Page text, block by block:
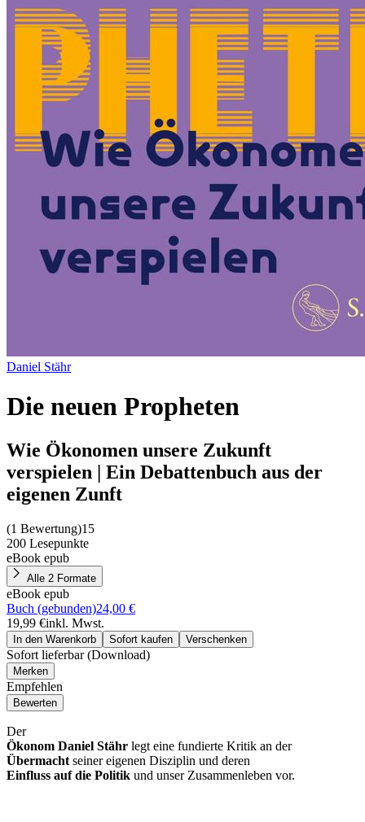
Daniel Stähr
Die neuen Propheten
Wie Ökonomen unsere Zukunft
verspielen | Ein Debattenbuch aus der
eigenen Zunft
(1 Bewertung)15
200 Lesepunkte
eBook epub
Alle 2 Formate
eBook epub
Buch (gebunden)24,00 €
19,99 €inkl. Mwst.
In den Warenkorb Sofort kaufen Verschenken
Sofort lieferbar (Download)
Merken
Empfehlen
Bewerten
Der
Ökonom Daniel Stähr legt eine fundierte Kritik an der
Übermacht seiner eigenen Disziplin und deren
Einfluss auf die Politik und unser Zusammenleben vor.